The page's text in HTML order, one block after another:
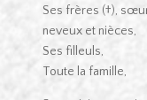
Ses frères (†),
neveux et nièces,
Ses filleuls,
Toute la famille,